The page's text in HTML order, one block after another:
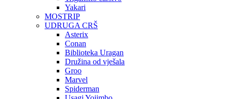
Yakari
MOSTRIP
UDRUGA CRŠ
Asterix
Conan
Biblioteka Uragan
Družina od vješala
Groo
Marvel
Spiderman